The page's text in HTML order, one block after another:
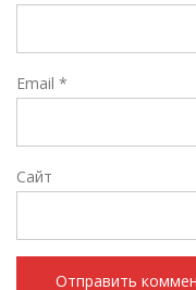
Email *
Сайт